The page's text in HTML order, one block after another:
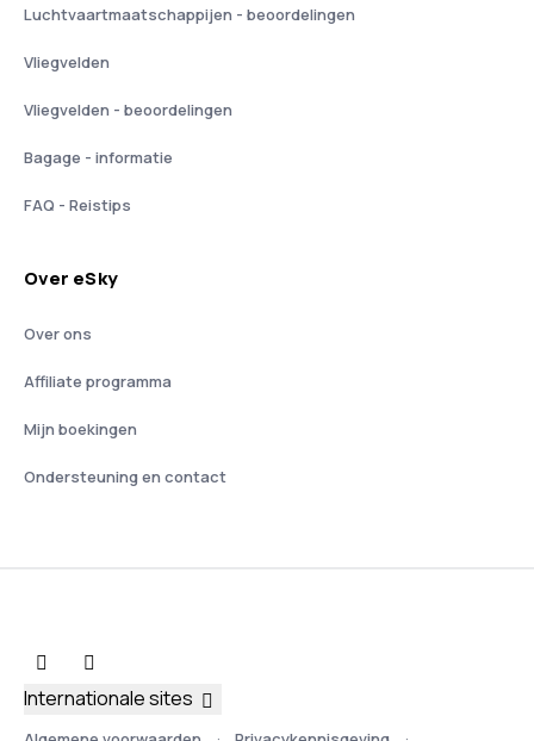
Luchtvaartmaatschappijen - beoordelingen
Vliegvelden
Vliegvelden - beoordelingen
Bagage - informatie
FAQ - Reistips
Over eSky
Over ons
Affiliate programma
Mijn boekingen
Ondersteuning en contact
Internationale sites